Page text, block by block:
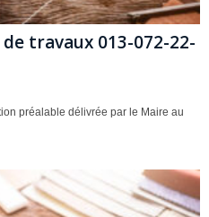
travaux 013-072-22-
préalable délivrée par le Maire au